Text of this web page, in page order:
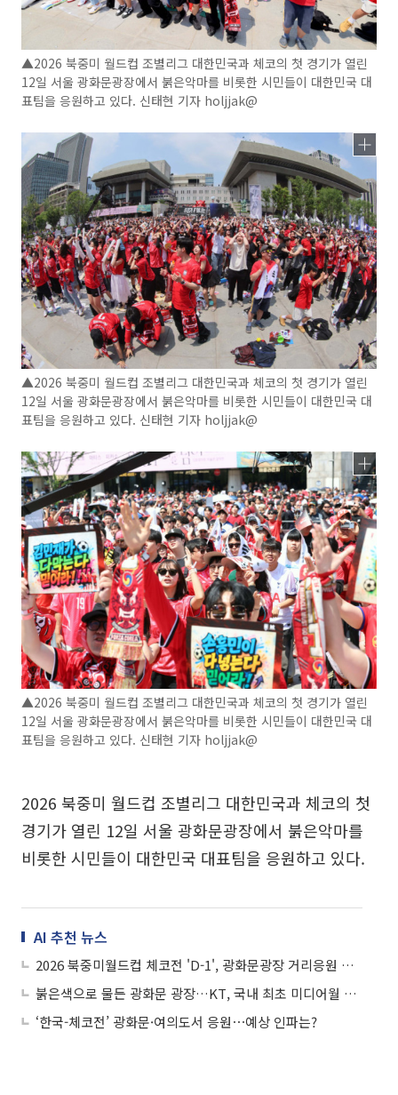
▲2026 북중미 월드컵 조별리그 대한민국과 체코의 첫 경기가 열린
12일 서울 광화문광장에서 붉은악마를 비롯한 시민들이 대한민국 대
표팀을 응원하고 있다. 신태현 기자 holjjak@
▲2026 북중미 월드컵 조별리그 대한민국과 체코의 첫 경기가 열린
12일 서울 광화문광장에서 붉은악마를 비롯한 시민들이 대한민국 대
표팀을 응원하고 있다. 신태현 기자 holjjak@
▲2026 북중미 월드컵 조별리그 대한민국과 체코의 첫 경기가 열린
12일 서울 광화문광장에서 붉은악마를 비롯한 시민들이 대한민국 대
표팀을 응원하고 있다. 신태현 기자 holjjak@
2026 북중미 월드컵 조별리그 대한민국과 체코의 첫
경기가 열린 12일 서울 광화문광장에서 붉은악마를
비롯한 시민들이 대한민국 대표팀을 응원하고 있다.
AI 추천 뉴스
2026 북중미월드컵 체코전 'D-1', 광화문광장 거리응원 준비
붉은색으로 물든 광화문 광장…KT, 국내 최초 미디어월 실시간 중계
‘한국-체코전’ 광화문·여의도서 응원⋯예상 인파는?